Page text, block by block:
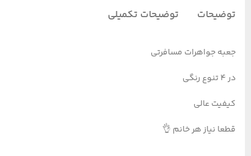
توضیحات توضیحات تکمیلی
جعبه جواهرات مسافرتی
در ۴ تنوع رنگی
کیفیت عالی
قطعا نیاز هر خانم 👌